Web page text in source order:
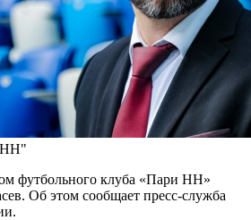
НН"
футбольного клуба «Пари НН»
Об этом сообщает пресс-служба